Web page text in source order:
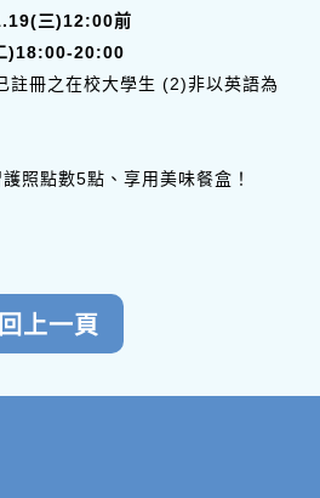
三)12:00前
)18:00-20:00
註冊之在校大學生 (2)非以英語為
照點數5點、享用美味餐盒！